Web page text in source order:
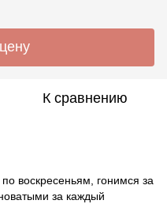
К сравнению
воскресеньям, гонимся за
за каждый